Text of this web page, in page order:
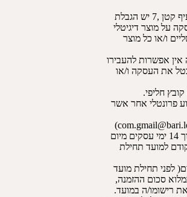
על מוצר דיגיטלי
ו/או כל מוצר
אפשרות להעבירו
את העסקה ו/או
חליפי.
סכום ההזמנה,
רישומו/ה במועד.